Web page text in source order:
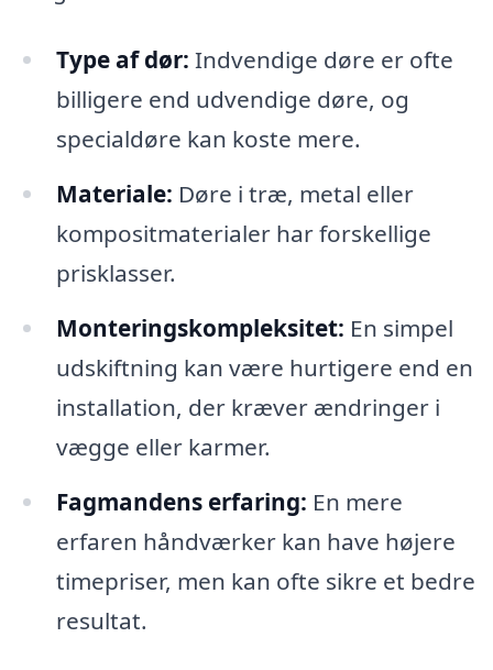
Type af dør: Indvendige døre er ofte
billigere end udvendige døre, og
specialdøre kan koste mere.
Materiale: Døre i træ, metal eller
kompositmaterialer har forskellige
prisklasser.
Monteringskompleksitet: En simpel
udskiftning kan være hurtigere end en
installation, der kræver ændringer i
vægge eller karmer.
Fagmandens erfaring: En mere
erfaren håndværker kan have højere
timepriser, men kan ofte sikre et bedre
resultat.